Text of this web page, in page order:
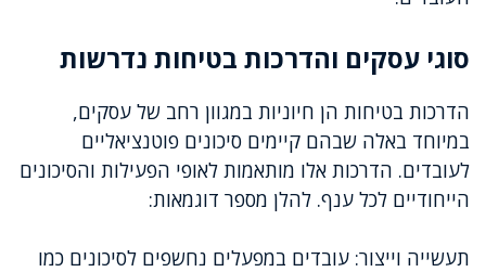
סוגי עסקים והדרכות בטיחות נדרשות
הדרכות בטיחות הן חיוניות במגוון רחב של עסקים,
במיוחד באלה שבהם קיימים סיכונים פוטנציאליים
לעובדים. הדרכות אלו מותאמות לאופי הפעילות והסיכונים
הייחודיים לכל ענף. להלן מספר דוגמאות:
תעשייה וייצור: עובדים במפעלים נחשפים לסיכונים כמו